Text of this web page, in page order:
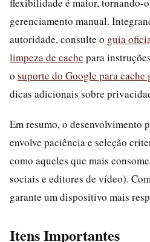
gerenciamento manual.
autoridade, consulte o guia
limpeza de cache para
o suporte do Google para
dicas adicionais sobre
Em resumo, o desenvolvimento
envolve paciência e seleção
como aqueles que mais
sociais e editores de vídeo).
garante um dispositivo mais
Itens Importantes